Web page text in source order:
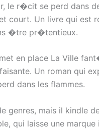
r�cit se perd dans
court. Un livre qui est
�tre pr�tentieux.
en place La Ville
Un roman qui
dans les flammes.
genres, mais il kindle
qui laisse une